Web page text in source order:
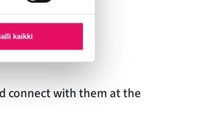
kaikki
connect with them at the